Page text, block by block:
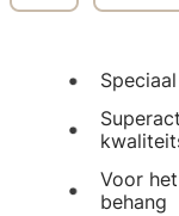
Voor
behang